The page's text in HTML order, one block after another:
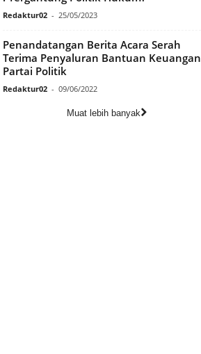
Redaktur02 - 25/05/2023
Penandatangan Berita Acara Serah
Terima Penyaluran Bantuan Keuangan
Partai Politik
Redaktur02 - 09/06/2022
Muat lebih banyak